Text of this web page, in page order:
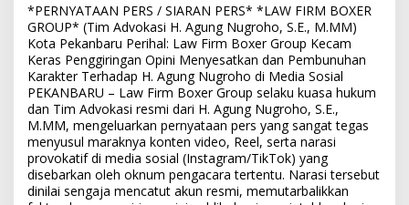
*PERNYATAAN PERS / SIARAN PERS* *LAW FIRM BOXER
GROUP* (Tim Advokasi H. Agung Nugroho, S.E., M.MM)
Kota Pekanbaru Perihal: Law Firm Boxer Group Kecam
Keras Penggiringan Opini Menyesatkan dan Pembunuhan
Karakter Terhadap H. Agung Nugroho di Media Sosial
PEKANBARU – Law Firm Boxer Group selaku kuasa hukum
dan Tim Advokasi resmi dari H. Agung Nugroho, S.E.,
M.MM, mengeluarkan pernyataan pers yang sangat tegas
menyusul maraknya konten video, Reel, serta narasi
provokatif di media sosial (Instagram/TikTok) yang
disebarkan oleh oknum pengacara tertentu. Narasi tersebut
dinilai sengaja mencatut akun resmi, memutarbalikkan